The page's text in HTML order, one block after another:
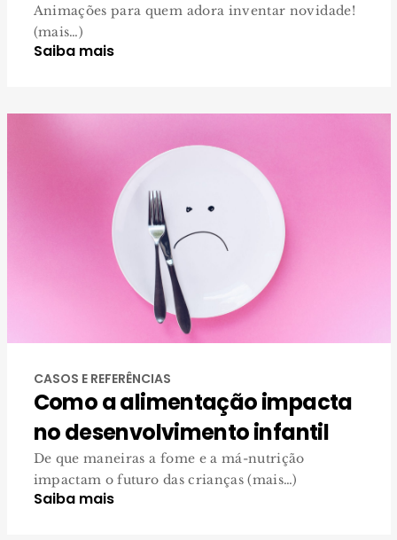
Animações para quem adora inventar novidade!
(mais…)
Saiba mais
CASOS E REFERÊNCIAS
Como a alimentação impacta
no desenvolvimento infantil
De que maneiras a fome e a má-nutrição
impactam o futuro das crianças (mais…)
Saiba mais